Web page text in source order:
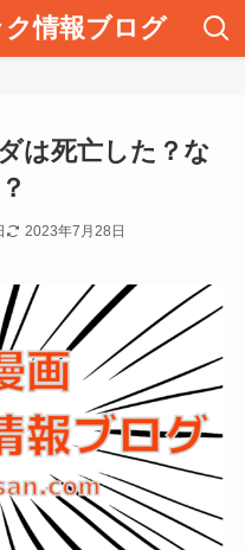
情報ブログ
は死亡した？な
2023年7月28日